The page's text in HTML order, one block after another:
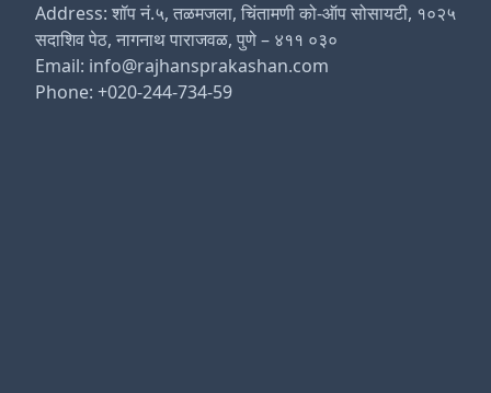
Address: शॉप नं.५, तळमजला, चिंतामणी को-ऑप सोसायटी, १०२५
सदाशिव पेठ, नागनाथ पाराजवळ, पुणे – ४११ ०३०
Email: info@rajhansprakashan.com
Phone: +020-244-734-59